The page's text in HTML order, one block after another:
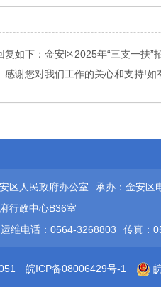
如下：金安区2025年“三支一
谢您对我们工作的关心和支持!
区人民政府办公室
承办：金安区
行政中心B36室
运维电话：0564-3268803 传真：
皖ICP备08006429号-1